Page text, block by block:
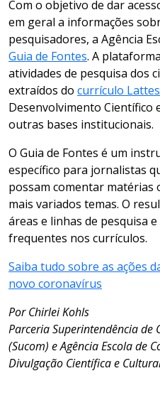
Com o objetivo de dar
em geral a informações
pesquisadores, a Agência
Guia de Fontes. A
atividades de pesquisa dos
extraídos do currículo Lattes
Desenvolvimento Científico
outras bases institucionais.
O Guia de Fontes é um
específico para jornalistas
possam comentar
mais variados temas. O
áreas e linhas de pesquisa
frequentes nos currículos.
Saiba tudo sobre as ações
novo coronavírus
Por Chirlei Kohls
Parceria Superintendência de
(Sucom) e Agência Escola de
Divulgação Científica e